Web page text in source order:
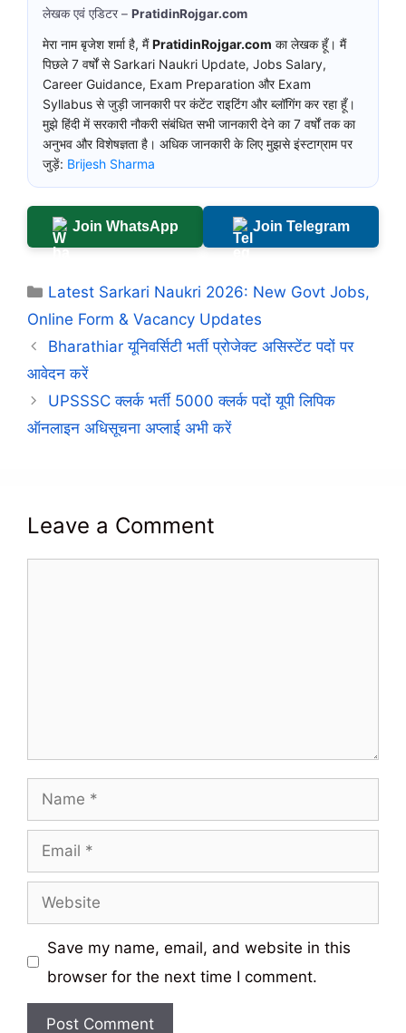
लेखक एवं एडिटर – PratidinRojgar.com
मेरा नाम बृजेश शर्मा है, मैंPratidinRojgar.com का लेखक हूँ। मैं
पिछले 7 वर्षों से Sarkari Naukri Update, Jobs Salary,
Career Guidance, Exam Preparation और Exam
Syllabus से जुड़ी जानकारी पर कंटेंट राइटिंग और ब्लॉगिंग कर रहा हूँ।
मुझे हिंदी में सरकारी नौकरी संबंधित सभी जानकारी देने का 7 वर्षों तक का
अनुभव और विशेषज्ञता है। अधिक जानकारी के लिए मुझसे इंस्टाग्राम पर
जुड़ें: Brijesh Sharma
Join WhatsApp Join Telegram
Categories
Latest Sarkari Naukri 2026: New Govt Jobs,
Online Form & Vacancy Updates
Bharathiar यूनिवर्सिटी भर्ती प्रोजेक्ट असिस्‍टेंट पदों पर
आवेदन करें
UPSSSC क्लर्क भर्ती 5000 क्लर्क पदों यूपी लिपिक
ऑनलाइन अधिसूचना अप्लाई अभी करें
Leave a Comment
Name
Email
Website
Save my name, email, and website in this
browser for the next time I comment.